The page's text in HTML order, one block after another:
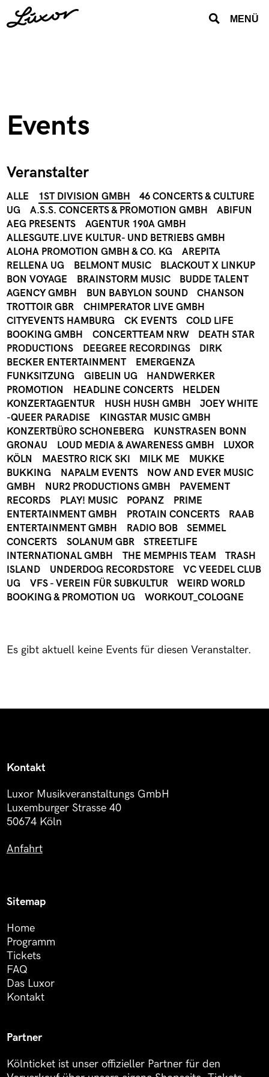
MENÜ
Events
Veranstalter
ALLE 1ST DIVISION GMBH
46 CONCERTS & CULTURE
UG
A.S.S. CONCERTS & PROMOTION GMBH
ABIFUN
AEG PRESENTS
AGENTUR 190A GMBH
ALLESGUTE.LIVE KULTUR- UND BETRIEBS GMBH
ALOHA PROMOTION GMBH & CO. KG
AREPITA
RELLENA UG
BELMONT MUSIC
BLACKOUT X LINKUP
BON VOYAGE
BRAINSTORM MUSIC
BUDDE TALENT
AGENCY GMBH
BUN BABYLON SOUND
CHANSON
TROTTOIR GBR
CHIMPERATOR LIVE GMBH
CITYEVENTS HAMBURG
CK EVENTS
COLD LIFE
BOOKING GMBH
CONCERTTEAM NRW
DEATH STAR
PRODUCTIONS
DEEGREE RECORDINGS
DIRK
BECKER ENTERTAINMENT
EMERGENZA
FUNKSITZUNG
GIBELIN UG
HANDWERKER
PROMOTION
HEADLINE CONCERTS
HELDEN
KONZERTAGENTUR
HUSH HUSH GMBH
JOEY WHITE
-QUEER PARADISE
KINGSTAR MUSIC GMBH
KONZERTBÜRO SCHONEBERG
KUNSTRASEN BONN
GRONAU
LOUD MEDIA & AWARENESS GMBH
LUXOR
KÖLN
MAESTRO RICK SKI MILK ME
MUKKE
BUKKING
NAPALM EVENTS
NOW AND EVER MUSIC
GMBH
NUR2 PRODUCTIONS GMBH
PAVEMENT
RECORDS
PLAY! MUSIC POPANZ
PRIME
ENTERTAINMENT GMBH
PROTAIN CONCERTS
RAAB
ENTERTAINMENT GMBH
RADIO BOB
SEMMEL
CONCERTS
SOLANUM GBR
STREETLIFE
INTERNATIONAL GMBH
THE MEMPHIS TEAM
TRASH
ISLAND
UNDERDOG RECORDSTORE
VC VEEDEL CLUB
UG
VFS - VEREIN FÜR SUBKULTUR
WEIRD WORLD
BOOKING & PROMOTION UG
WORKOUT_COLOGNE
Es gibt aktuell keine Events für diesen Veranstalter.
Kontakt
Luxor Musikveranstaltungs GmbH
Luxemburger Strasse 40
50674 Köln
Anfahrt
Sitemap
Home
Programm
Tickets
FAQ
Das Luxor
Kontakt
Partner
Kölnticket ist unser offizieller Partner für den